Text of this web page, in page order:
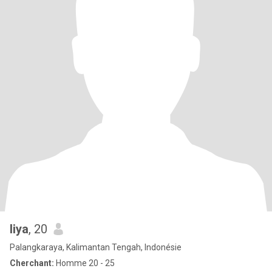
liya, 20
Palangkaraya, Kalimantan Tengah, Indonésie
Cherchant: Homme 20 - 25